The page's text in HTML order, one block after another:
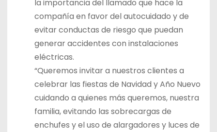
la importancia del llamado que hace la
compañía en favor del autocuidado y de
evitar conductas de riesgo que puedan
generar accidentes con instalaciones
eléctricas.
“Queremos invitar a nuestros clientes a
celebrar las fiestas de Navidad y Año Nuevo
cuidando a quienes más queremos, nuestra
familia, evitando las sobrecargas de
enchufes y el uso de alargadores y luces de